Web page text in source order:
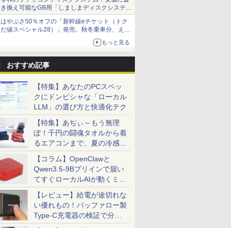
き換え可能なGB用「しましまディスクシステ
ム」
はやぶさ50％オフの「新幹線eチケット（トク
だ値スペシャル28）」発売。秋冬乗車分、えき
もっと見る
おすすめ記事
【特集】あなたのPCスペッ
クにドンピシャな「ローカル
LLM」の選び方と快適化テク
【特集】あぢぃ～もう無理
ぽ！千円の闘魂タオルから着
るエアコンまで、夏の冷感グ
ッズ一挙紹介
【コラム】OpenClawと
Qwen3.5-9Bプリインで届い
てすぐローカルAIが動くミニ
PC「SER9 Pro」
【レビュー】給電が途切れな
い優れもの！バッファロー製
Type-C充電器の検証で分か
ったこと